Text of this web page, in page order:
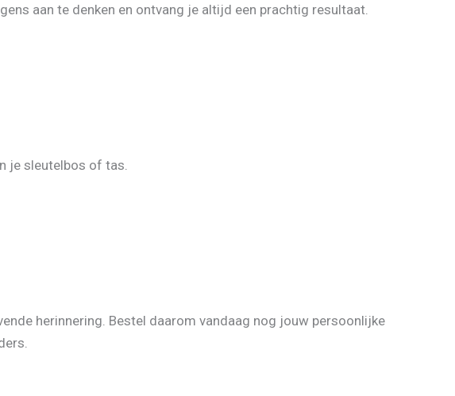
aan te denken en ontvang je altijd een prachtig resultaat.
je sleutelbos of tas.
herinnering. Bestel daarom vandaag nog jouw persoonlijke